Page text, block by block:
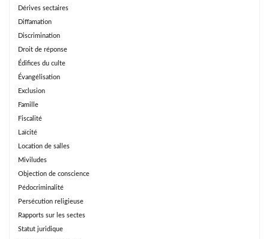
Dérives sectaires
Diffamation
Discrimination
Droit de réponse
Édifices du culte
Évangélisation
Exclusion
Famille
Fiscalité
Laïcité
Location de salles
Miviludes
Objection de conscience
Pédocriminalité
Persécution religieuse
Rapports sur les sectes
Statut juridique